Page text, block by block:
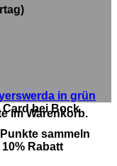
im Warenkorb.
Card bei Bock
Rabatt